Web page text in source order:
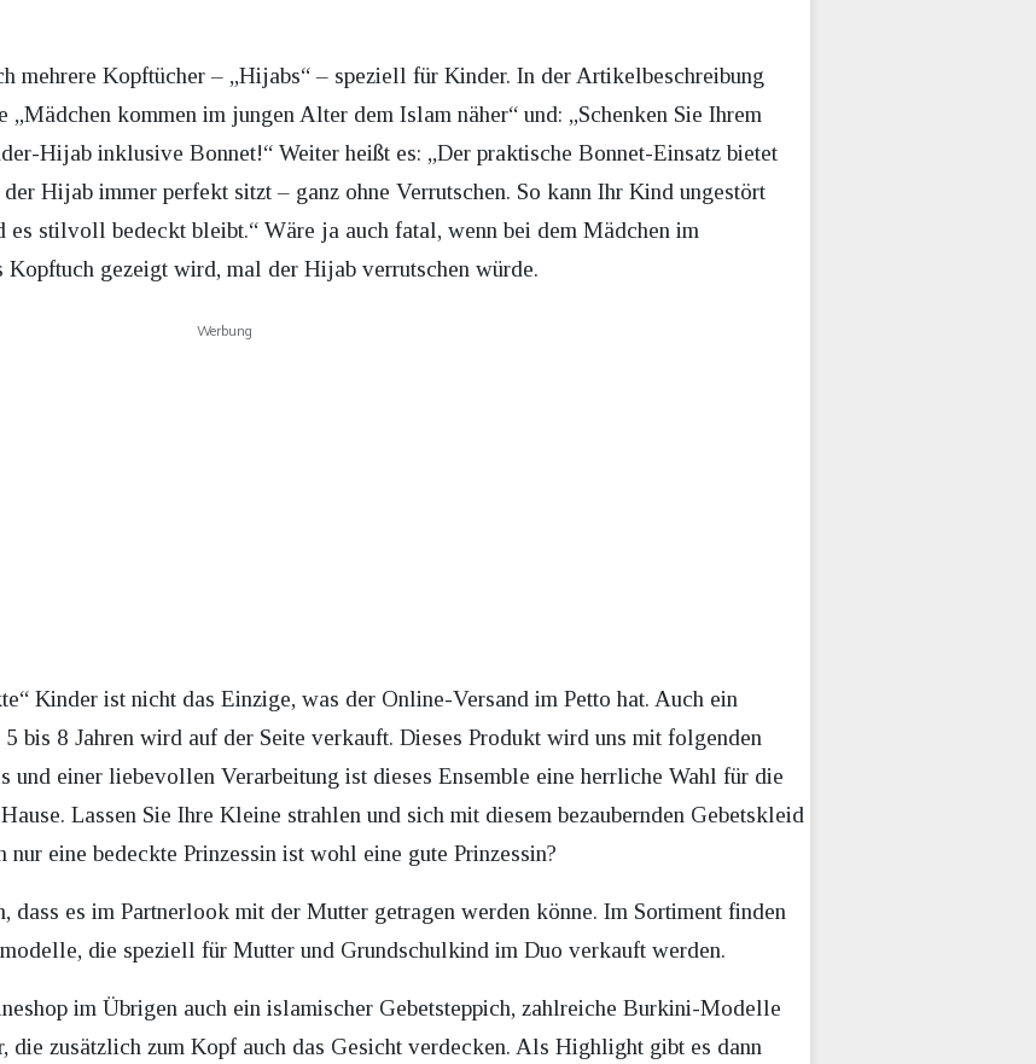
mehrere Kopftücher – „Hijabs“ – speziell für Kinder. In der Artikelbeschreibung
kommen im jungen Alter dem Islam näher“ und: „Schenken Sie Ihrem
Hijab inklusive Bonnet!“ Weiter heißt es: „Der praktische Bonnet-Einsatz bietet
Hijab immer perfekt sitzt – ganz ohne Verrutschen. So kann Ihr Kind ungestört
es stilvoll bedeckt bleibt.“ Wäre ja auch fatal, wenn bei dem Mädchen im
gezeigt wird, mal der Hijab verrutschen würde.
Werbung
Kinder ist nicht das Einzige, was der Online-Versand im Petto hat. Auch ein
bis 8 Jahren wird auf der Seite verkauft. Dieses Produkt wird uns mit folgenden
und einer liebevollen Verarbeitung ist dieses Ensemble eine herrliche Wahl für die
Lassen Sie Ihre Kleine strahlen und sich mit diesem bezaubernden Gebetskleid
eine bedeckte Prinzessin ist wohl eine gute Prinzessin?
dass es im Partnerlook mit der Mutter getragen werden könne. Im Sortiment finden
die speziell für Mutter und Grundschulkind im Duo verkauft werden.
im Übrigen auch ein islamischer Gebetsteppich, zahlreiche Burkini-Modelle
die zusätzlich zum Kopf auch das Gesicht verdecken. Als Highlight gibt es dann